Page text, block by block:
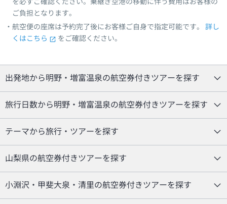
ご負担となります。
航空便の座席は予約完了後にお客様ご自身で指定可能です。
詳し
くはこちら
をご確認ください。
出発地から明野・増富温泉の航空券付きツアーを探す
旅行日数から明野・増富温泉の航空券付きツアーを探す
テーマから旅行・ツアーを探す
山梨県の航空券付きツアーを探す
小淵沢・甲斐大泉・清里の航空券付きツアーを探す